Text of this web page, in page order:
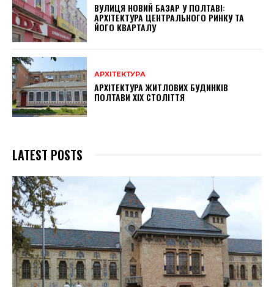
ВУЛИЦЯ НОВИЙ БАЗАР У ПОЛТАВІ:
АРХІТЕКТУРА ЦЕНТРАЛЬНОГО РИНКУ ТА
ЙОГО КВАРТАЛУ
АРХІТЕКТУРА
АРХІТЕКТУРА ЖИТЛОВИХ БУДИНКІВ
ПОЛТАВИ XIX СТОЛІТТЯ
LATEST POSTS